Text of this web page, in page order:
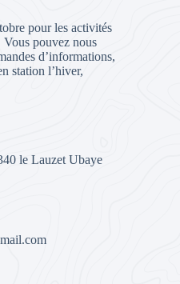
pour les activités
pouvez nous
d’informations,
station l’hiver,
le Lauzet Ubaye